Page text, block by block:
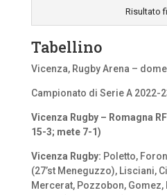
Risultato
Tabellino
Vicenza, Rugby Arena –
Campionato di Serie A 2022-
Vicenza Rugby – Romagna
15-3; mete 7-1)
Vicenza Rugby: Poletto,
(27’st Meneguzzo), Lisciani,
Mercerat, Pozzobon, Gomez,